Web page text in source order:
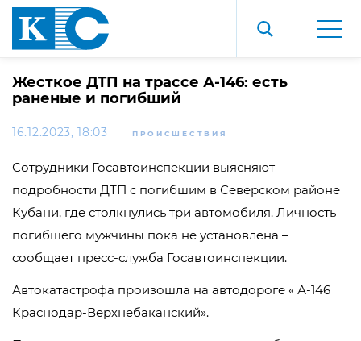
Жесткое ДТП на трассе А-146: есть
раненые и погибший
16.12.2023, 18:03 ПРОИСШЕСТВИЯ
Сотрудники Госавтоинспекции выясняют
подробности ДТП с погибшим в Северском районе
Кубани, где столкнулись три автомобиля. Личность
погибшего мужчины пока не установлена –
сообщает пресс-служба Госавтоинспекции.
Автокатастрофа произошла на автодороге « А-146
Краснодар-Верхнебаканский».